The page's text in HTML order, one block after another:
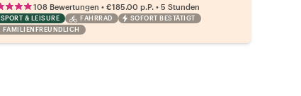
108 Bewertungen • €185.00 p.P.• 5 Stunden
SPORT & LEISURE FAHRRAD
SOFORT BESTÄTIGT
FAMILIENFREUNDLICH